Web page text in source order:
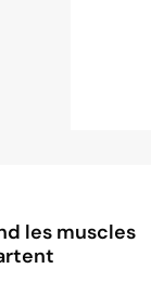
les muscles